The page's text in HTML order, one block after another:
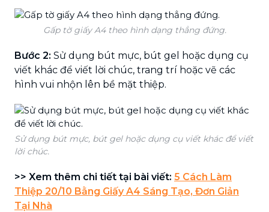
Gấp tờ giấy A4 theo hình dạng thẳng đứng.
Bước 2: Sử dụng bút mực, bút gel hoặc dụng cụ
viết khác để viết lời chúc, trang trí hoặc vẽ các
hình vui nhộn lên bề mặt thiệp.
Sử dụng bút mực, bút gel hoặc dụng cụ viết khác để viết
lời chúc.
>> Xem thêm chi tiết tại bài viết: 5 Cách Làm
Thiệp 20/10 Bằng Giấy A4 Sáng Tạo, Đơn Giản
Tại Nhà